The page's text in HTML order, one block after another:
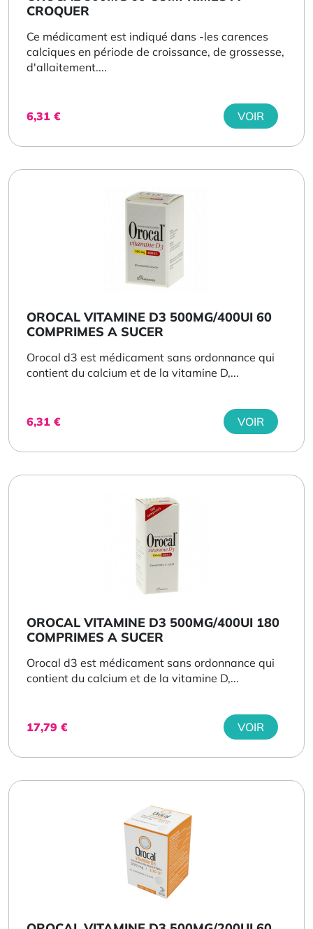
CROQUER
Ce médicament est indiqué dans -les carences
calciques en période de croissance, de grossesse,
d'allaitement....
6,31 € VOIR
OROCAL VITAMINE D3 500MG/400UI 60
COMPRIMES A SUCER
Orocal d3 est médicament sans ordonnance qui
contient du calcium et de la vitamine D,...
6,31 € VOIR
OROCAL VITAMINE D3 500MG/400UI 180
COMPRIMES A SUCER
Orocal d3 est médicament sans ordonnance qui
contient du calcium et de la vitamine D,...
17,79 € VOIR